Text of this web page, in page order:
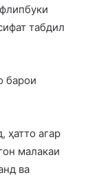
табдил
барои
ҳатто агар
малакаи
ва